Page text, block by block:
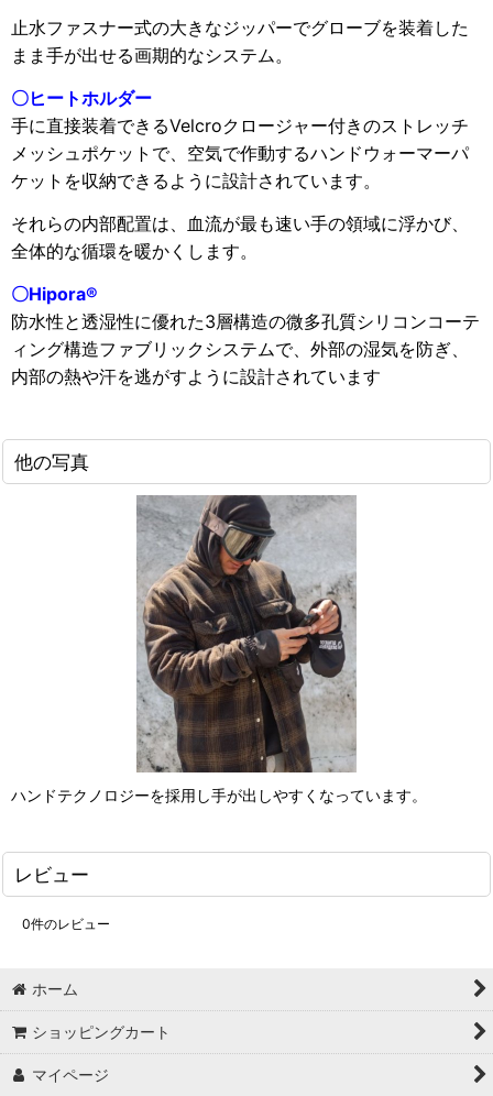
止水ファスナー式の大きなジッパーでグローブを装着した
まま手が出せる画期的なシステム。
〇ヒートホルダー
手に直接装着できるVelcroクロージャー付きのストレッチ
メッシュポケットで、空気で作動するハンドウォーマーパ
ケットを収納できるように設計されています。
それらの内部配置は、血流が最も速い手の領域に浮かび、
全体的な循環を暖かくします。
〇Hipora®
防水性と透湿性に優れた3層構造の微多孔質シリコンコーテ
ィング構造ファブリックシステムで、外部の湿気を防ぎ、
内部の熱や汗を逃がすように設計されています
他の写真
ハンドテクノロジーを採用し手が出しやすくなっています。
レビュー
0件のレビュー
ホーム
ショッピングカート
マイページ